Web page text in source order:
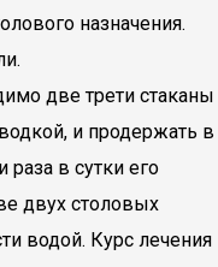
назначения.
две трети стаканы
и продержать в
раза в сутки его
двух столовых
водой. Курс лечения